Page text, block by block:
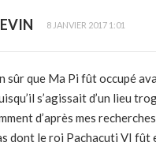
8 JANVIER 2017 1:01
sûr que Ma Pi fût occupé
s’agissait d’un lieu
d’après mes
dont le roi Pachacuti VI fût